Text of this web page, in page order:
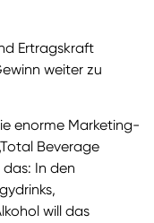
Ertragskraft
weiter zu
enorme Marketing-
Beverage
In den
will das